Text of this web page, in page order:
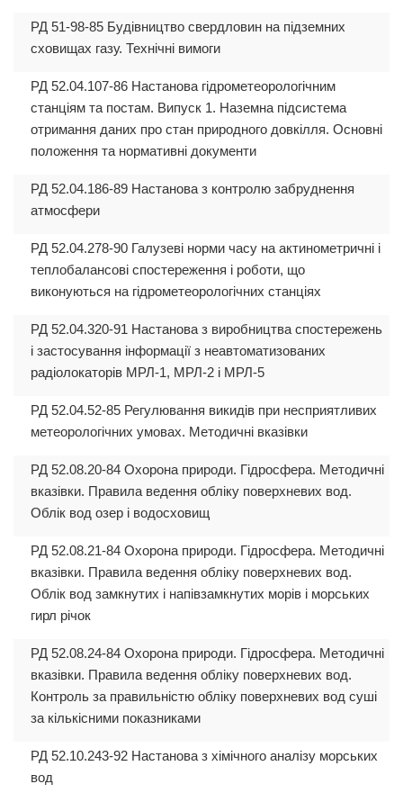
РД 51-98-85 Будівництво свердловин на підземних
сховищах газу. Технічні вимоги
РД 52.04.107-86 Настанова гідрометеорологічним
станціям та постам. Випуск 1. Наземна підсистема
отримання даних про стан природного довкілля. Основні
положення та нормативні документи
РД 52.04.186-89 Настанова з контролю забруднення
атмосфери
РД 52.04.278-90 Галузеві норми часу на актинометричні і
теплобалансові спостереження і роботи, що
виконуються на гідрометеорологічних станціях
РД 52.04.320-91 Настанова з виробництва спостережень
і застосування інформації з неавтоматизованих
радіолокаторів МРЛ-1, МРЛ-2 і МРЛ-5
РД 52.04.52-85 Регулювання викидів при несприятливих
метеорологічних умовах. Методичні вказівки
РД 52.08.20-84 Охорона природи. Гідросфера. Методичні
вказівки. Правила ведення обліку поверхневих вод.
Облік вод озер і водосховищ
РД 52.08.21-84 Охорона природи. Гідросфера. Методичні
вказівки. Правила ведення обліку поверхневих вод.
Облік вод замкнутих і напівзамкнутих морів і морських
гирл річок
РД 52.08.24-84 Охорона природи. Гідросфера. Методичні
вказівки. Правила ведення обліку поверхневих вод.
Контроль за правильністю обліку поверхневих вод суші
за кількісними показниками
РД 52.10.243-92 Настанова з хімічного аналізу морських
вод